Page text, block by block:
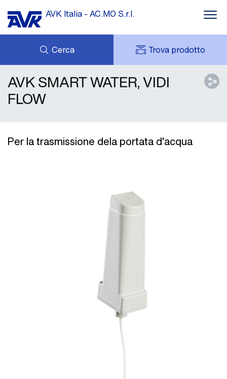
AVK Italia - AC.MO S.r.l.
Cerca Trova prodotto
DOWNLOADS
IL GRUPPO AVK
RETE VENDITA
SUPPORTO
MY AVK
AVK SMART WATER, VIDI
FLOW
Per la trasmissione dela portata d'acqua